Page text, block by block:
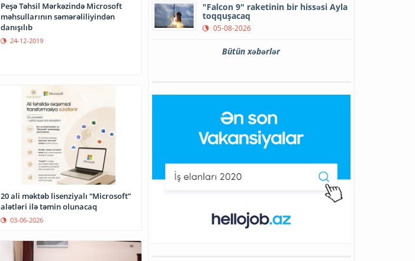
Peşə Təhsil Mərkəzində Microsoft
məhsullarının səmərəliliyindən
danışılıb
24-12-2019
20 ali məktəb lisenziyalı “Microsoft”
alətləri ilə təmin olunacaq
03-06-2026
"Falcon 9" raketinin bir hissəsi Ayla
toqquşacaq
05-08-2026
Bütün xəbərlər